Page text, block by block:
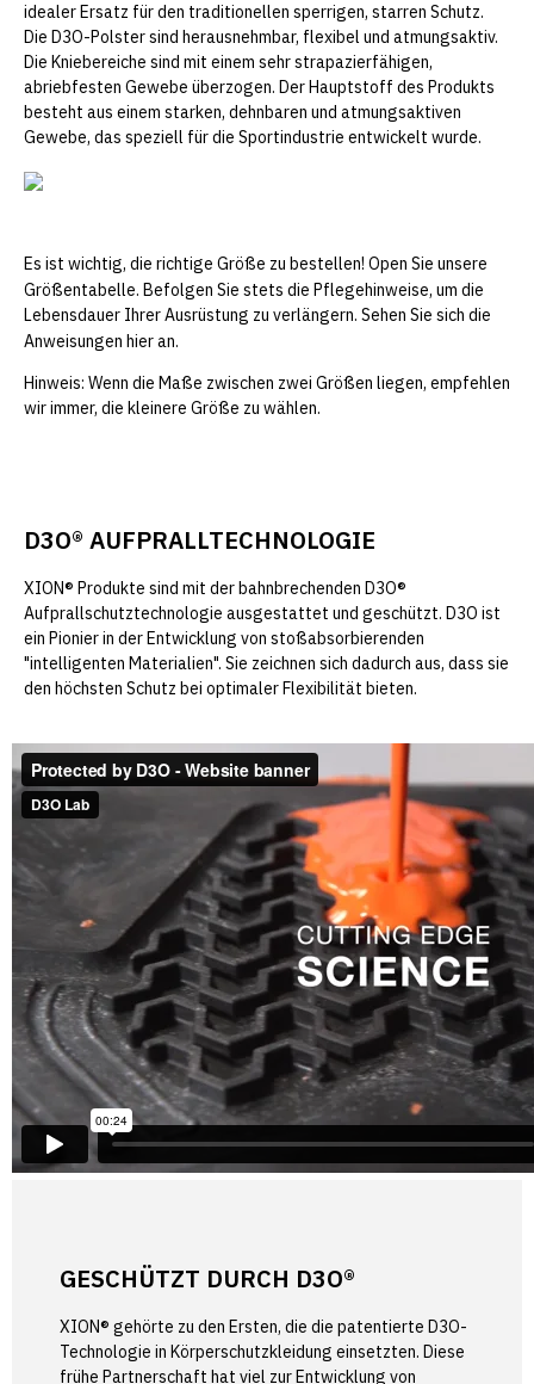
idealer Ersatz für den traditionellen sperrigen, starren Schutz.
Die D3O-Polster sind herausnehmbar, flexibel und atmungsaktiv.
Die Kniebereiche sind mit einem sehr strapazierfähigen,
abriebfesten Gewebe überzogen. Der Hauptstoff des Produkts
besteht aus einem starken, dehnbaren und atmungsaktiven
Gewebe, das speziell für die Sportindustrie entwickelt wurde.
Es ist wichtig, die richtige Größe zu bestellen! Оpen Sie unsere
Größentabelle. Befolgen Sie stets die Pflegehinweise, um die
Lebensdauer Ihrer Ausrüstung zu verlängern. Sehen Sie sich die
Anweisungen hier an.
Hinweis: Wenn die Maße zwischen zwei Größen liegen, empfehlen
wir immer, die kleinere Größe zu wählen.
D3O® AUFPRALLTECHNOLOGIE
XION® Produkte sind mit der bahnbrechenden D3O®
Aufprallschutztechnologie ausgestattet und geschützt. D3O ist
ein Pionier in der Entwicklung von stoßabsorbierenden
"intelligenten Materialien". Sie zeichnen sich dadurch aus, dass sie
den höchsten Schutz bei optimaler Flexibilität bieten.
GESCHÜTZT DURCH D3O®
XION® gehörte zu den Ersten, die die patentierte D3O-
Technologie in Körperschutzkleidung einsetzten. Diese
frühe Partnerschaft hat viel zur Entwicklung von